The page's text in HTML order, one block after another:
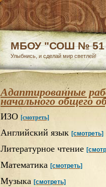
МБОУ "СОШ № 51
Улыбнись, и сделай мир светлей!
Адаптированные
начального общего
ИЗО [смотреть]
Английский язык [смотреть]
Литературное чтение
Математика [смотреть]
Музыка [смотреть]